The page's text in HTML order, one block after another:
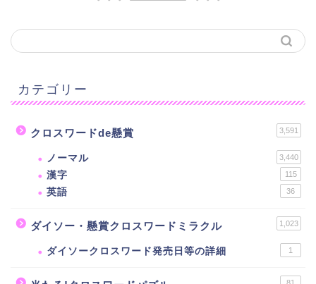
カテゴリー
クロスワードde懸賞 3,591
ノーマル 3,440
漢字 115
英語 36
ダイソー・懸賞クロスワードミラクル 1,023
ダイソークロスワード発売日等の詳細 1